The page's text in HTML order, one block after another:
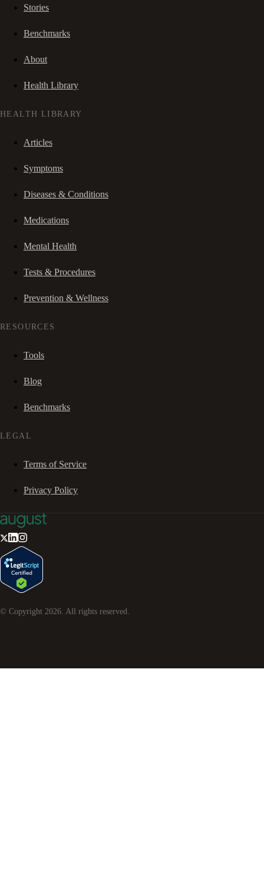
Stories
Benchmarks
About
Health Library
HEALTH LIBRARY
Articles
Symptoms
Diseases & Conditions
Medications
Mental Health
Tests & Procedures
Prevention & Wellness
RESOURCES
Tools
Blog
Benchmarks
LEGAL
Terms of Service
Privacy Policy
© Copyright 2026 . All rights reserved.